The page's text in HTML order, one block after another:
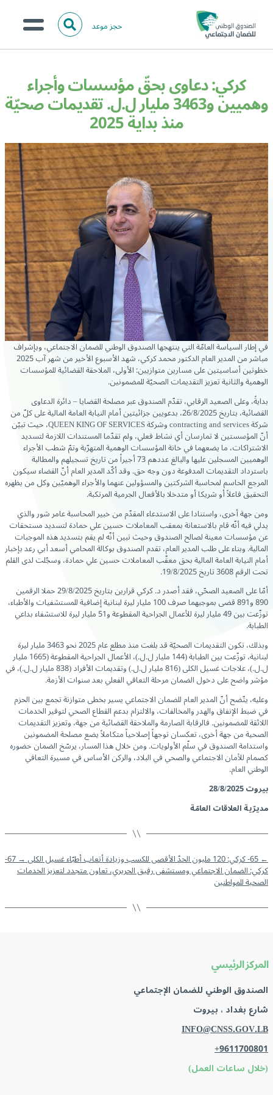
حجز موعد ا
ل
ث
الخدمات الالكترونية
المركز الإعلامي
تواصل معنا
البحث
كركي: دعاوى بحقّ مؤسسات وأجراء
وهميين و3463 مليار ل.ل. تقديمات صحيّة
منذ بداية 2025
في إطار السياسة العامّة التي ينتهجها الصندوق الوطني للضمان الاجتماعي، وبإشراف
مباشر من المدير العام الدكتور محمد كركي، شهد الأسبوع الأخير من شهر آب 2025
خطوتين أساسيتين على مسارين متوازيين: الأولى، الملاحقة القضائية للمؤسسات
الوهمية والثانية تعزيز التقديمات الصحيّة للمضمونين.
بدايةً، وعلى الصعيد الرقابي، تقدّم الصندوق عبر مصلحة القضايا – دائرة الدعاوى
القضائية، بتاريخ 26/8/2025، بدعويين جزائيتين أمام النيابة العامة المالية على كلّ من
شركة contracting and services وشركة QUEEN KING OF SERVICES، حيث تبيّن
أنّ المؤسستين لا تمارسان أي نشاط فعلي، ولم تقدّما المستندات اللازمة لتسديد
الاشتراكات، ما يضعهما في خانة المؤسسات الوهمية المتهرّبة وتمّ شطب الأجراء
الوهميين المسجلين عليها والبالغ عددهم 73 أجيراً من تاريخ تسجيلهم والمطالبة
باسترداد التقديمات المدفوعة دون وجه حق. وقد أكّد المدير العام أنّ القضاء سيكون
المرجع الحاسم لمحاسبة الشركتين والمسؤولين عنهما والأجراء الوهميّين وكل من يظهره
التحقيق فاعلاً أو شريكا أو متدخلا بالأفعال الجرمية المرتكبة.
ومن جهة أخرى، واستنادا على الاستدعاء المقدّم من خبير المحاسبة عامر شور والذي
يدلي فيه أنّه قام بالاستعانة بمعقب المعاملات حسين علي حمادة لتسديد مستحقات
عن مؤسسات معينة لصالح الصندوق وحيث تبين أنّه لم يقم بتسديد هذه الموجبات
المالية. وبناء على طلب المدير العام، تقدم الصندوق بوكالة المحامي أسعد أبي رعد بإخبار
أمام النيابة العامة المالية بحق معقّب المعاملات حسين علي حمادة، وسجّلت لدى القلم
تحت الرقم 3608 تاريخ 19/8/2025.
أمّا على الصعيد الصحّي، فقد أصدر د. كركي قرارين بتاريخ 29/8/2025 حملا الرقمين
890 و891 قضى بموجبهما صرف 100 مليار ليرة لبنانية إضافية للمستشفيات والأطباء،
توزّعت بين 49 مليار ليرة للأعمال الجراحية المقطوعة و51 مليار ليرة للاستشفاء بداعي
الطبابة.
وبذلك، تكون التقديمات الصحيّة قد بلغت منذ مطلع عام 2025 نحو 3463 مليار ليرة
لبنانية، توزّعت بين الطبابة (144 مليار ل.ل.)، الأعمال الجراحية المقطوعة (1665 مليار
ل.ل.)، علاجات غسيل الكلى (816 مليار ل.ل.) وتقديمات الأفراد (838 مليار ل.ل.)، في
مؤشر واضح على دخول الضمان مرحلة التعافي الفعلي بعد سنوات الأزمة.
وعليه، يتّضح أنّ المدير العام للضمان الاجتماعي يسير بخطى متوازنة تجمع بين الحزم
في ضبط الإنفاق والهدر والمخالفات، والالتزام بدعم القطاع الصحي لتوفير الخدمات
اللائقة للمضمونين. فالرقابة الصارمة والملاحقة القضائية من جهة، وتعزيز التقديمات
الصحية من جهة أخرى، تعكسان توجهاً إصلاحياً متكاملاً يضع مصلحة المضمونين
واستدامة الصندوق في سلّم الأولويات. ومن خلال هذا المسار، يرسّخ الضمان حضوره
كصمام للأمان الاجتماعي والصحي في البلاد، والركن الأساس في مسيرة التعافي
الوطني العام.
بيروت28/8/2025
مديرّية العلاقات العامّة
←65- كركي: 120 مليون الحدّ الأقصى للكسب وزيادة أتعاب أطبّاء غسيل الكلى →
67-
كركي: الضمان الاجتماعي ومستشفى رفيق الحريري، تعاون متجدد لتعزيز الخدمات
الصحية للمواطنين
المركز الرئيسي
الصندوق الوطني للضمان الإجتماعي
شارع بغداد ، بيروت
INFO@CNSS.GOV.LB
+9611700801
(خلال ساعات العمل)